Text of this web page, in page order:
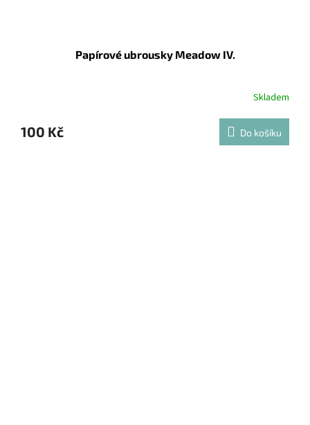
Papírové ubrousky Meadow IV.
Skladem
100 Kč Do košíku